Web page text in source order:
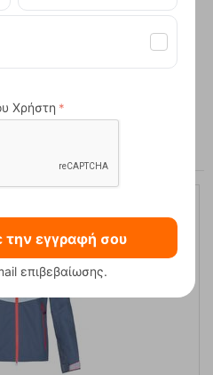
Μπατόν Πεζ...
€
Χρήστη
την εγγραφή σου
επιβεβαίωσης.